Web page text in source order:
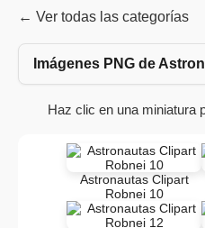
← Ver todas las categorías
Imágenes PNG de
Haz clic en una miniatura
Astronautas Clipart
Robnei 10